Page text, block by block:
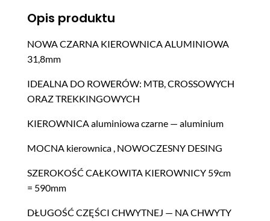
Opis produktu
NOWA CZARNA KIEROWNICA ALUMINIOWA
31,8mm
IDEALNA DO ROWERÓW: MTB, CROSSOWYCH
ORAZ TREKKINGOWYCH
KIEROWNICA alu­min­iowa czarne — aluminium
MOCNA kierown­i­ca , NOWOCZESNY DESING
SZEROKOŚĆ CAŁKOWITA KIEROWNICY 59cm
= 590mm
DŁUGOŚĆ CZĘŚCI CHWYTNEJ — NA CHWYTY